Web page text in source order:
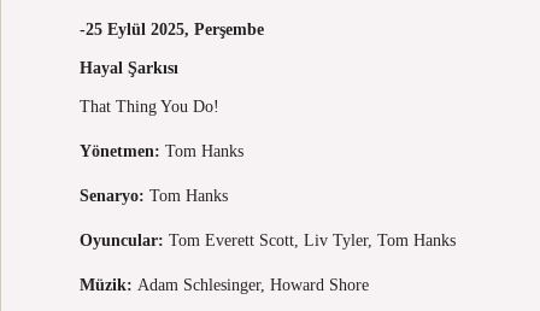
-25 Eylül 2025, Perşembe
Hayal Şarkısı
That Thing You Do!
Yönetmen: Tom Hanks
Senaryo: Tom Hanks
Oyuncular: Tom Everett Scott, Liv Tyler, Tom Hanks
Müzik: Adam Schlesinger, Howard Shore